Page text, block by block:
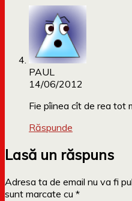
PAUL
14/06/2012
Fie pîinea cît de rea tot
Răspunde
Lasă un răspuns
Adresa ta de email nu va fi
sunt marcate cu *